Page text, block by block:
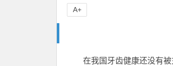
A+
在我国牙齿健康还没有